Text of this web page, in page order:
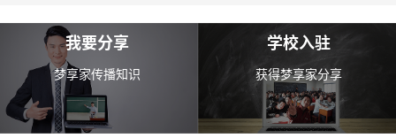
我要分享
梦享家传播知识
学校入驻
获得梦享家分享